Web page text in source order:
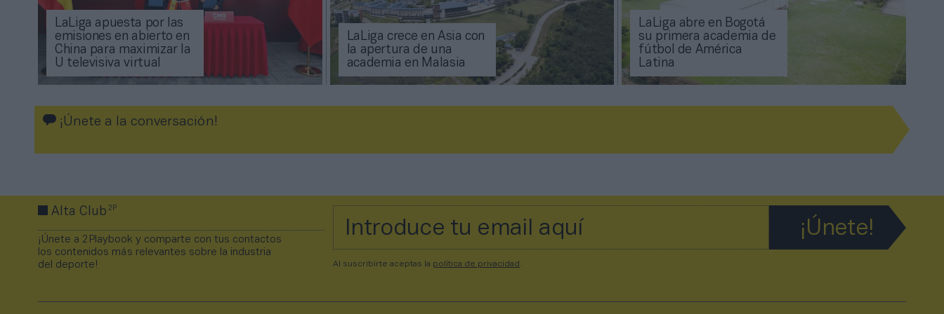
LaLiga apuesta por las
emisiones en abierto en
China para maximizar la
U televisiva virtual
LaLiga crece en Asia con
la apertura de una
academia en Malasia
LaLiga abre en Bogotá
su primera academia de
fútbol de América
Latina
¡Únete a la conversación!
Alta Club2P
¡Únete a 2Playbook y comparte con tus contactos
los contenidos más relevantes sobre la industria
del deporte!
Al suscribirte aceptas la política de privacidad